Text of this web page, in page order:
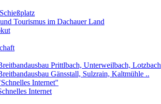
Tourismus im Dachauer Land
Prittlbach, Unterweilbach, Lotzbach
Gänsstall, Sulzrain, Kaltmühle ..
Internet"
Internet